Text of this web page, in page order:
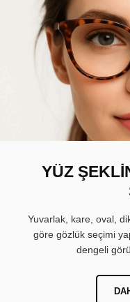
YÜZ
Yuvarlak, kare, oval,
göre gözlük seçimi
dengeli